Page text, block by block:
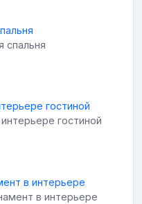
спальня
гостиной
в интерьере